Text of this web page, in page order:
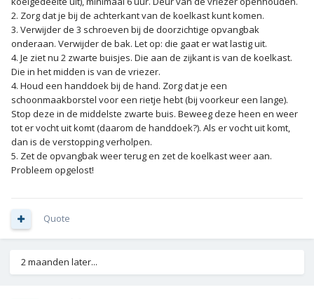
2. Zorg dat je bij de achterkant van de koelkast kunt komen.
3. Verwijder de 3 schroeven bij de doorzichtige opvangbak
onderaan. Verwijder de bak. Let op: die gaat er wat lastig uit.
4. Je ziet nu 2 zwarte buisjes. Die aan de zijkant is van de koelkast.
Die in het midden is van de vriezer.
4. Houd een handdoek bij de hand. Zorg dat je een
schoonmaakborstel voor een rietje hebt (bij voorkeur een lange).
Stop deze in de middelste zwarte buis. Beweeg deze heen en weer
tot er vocht uit komt (daarom de handdoek?). Als er vocht uit komt,
dan is de verstopping verholpen.
5. Zet de opvangbak weer terug en zet de koelkast weer aan.
Probleem opgelost!
Quote
2 maanden later...